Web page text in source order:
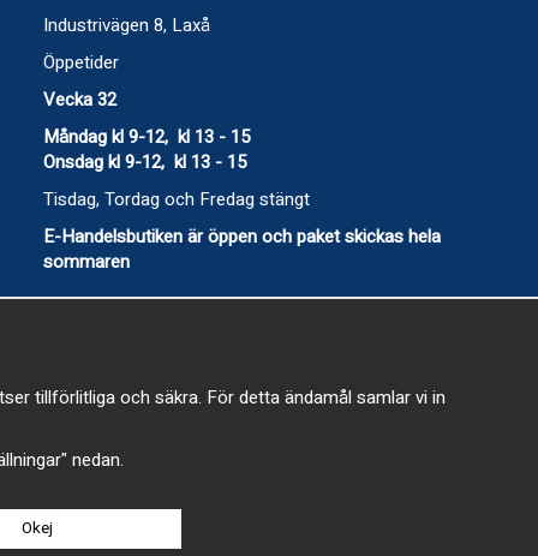
Industrivägen 8, Laxå
Öppetider
Vecka 32
Måndag kl 9-12, kl 13 - 15
Onsdag kl 9-12, kl 13 - 15
Tisdag, Tordag och Fredag stängt
E-Handelsbutiken är öppen och paket skickas hela
sommaren
tillförlitliga och säkra. För detta ändamål samlar vi in
nedan.
Okej